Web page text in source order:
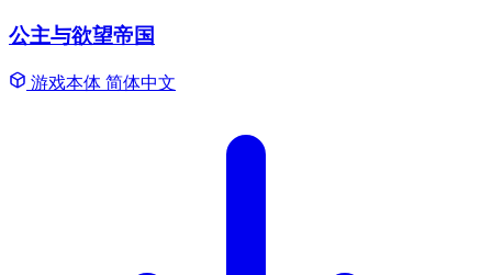
公主与欲望帝国
游戏本体 简体中文